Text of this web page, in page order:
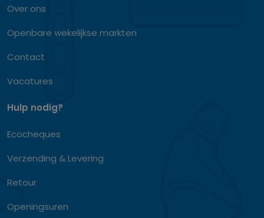
Over ons
Openbare wekelijkse markten
Contact
Vacatures
Hulp nodig?
Ecocheques
Verzending & Levering
Retour
Openingsuren